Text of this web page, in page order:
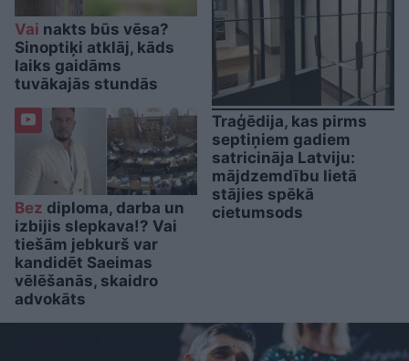
Vai nakts būs vēsa?
Sinoptiķi atklāj, kāds
laiks gaidāms
tuvākajās stundās
Bez diploma, darba un
izbijis slepkava!? Vai
tiešām jebkurš var
kandidēt Saeimas
vēlēšanās, skaidro
advokāts
Traģēdija, kas pirms
septiņiem gadiem
satricināja Latviju:
mājdzemdību lietā
stājies spēkā
cietumsods